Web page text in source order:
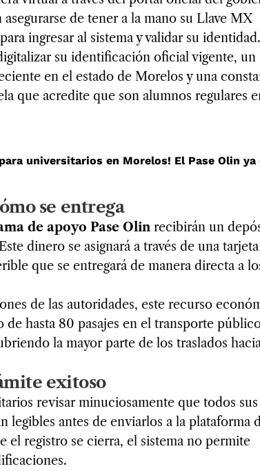
de tener a la mano su Llave MX
ingresar al sistema y validar su identidad.
su identificación oficial vigente, un
en el estado de Morelos y una
que acredite que son alumnos regulares
universitarios en Morelos! El Pase Olin ya
se entrega
de apoyo Pase Olin recibirán un
dinero se asignará a través de una tarjeta
que se entregará de manera directa a
de las autoridades, este recurso
de hasta 80 pasajes en el transporte
la mayor parte de los traslados
exitoso
revisar minuciosamente que todos sus
legibles antes de enviarlos a la plataforma
el registro se cierra, el sistema no permite